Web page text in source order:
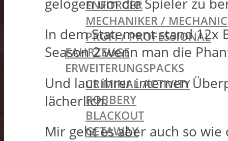
ENFORCER
MECHANIKER / MECHANIC
PROFI / PROFESSIONAL
FAHRZEUGE
ERWEITERUNGSPACKS
CRIMINAL ACTIVITY
ROBBERY
BLACKOUT
GETAWAY
gelogen um die Spieler zu
In dem Statement stand 12x
Season 2 wenn man die
Und laut ihrer internen
lächerlich.
Mir geht es aber auch so